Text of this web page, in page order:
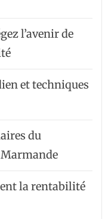
l’avenir de
et techniques
du
la rentabilité